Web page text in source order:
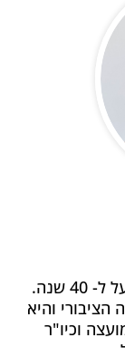
שנה.
והיא
וכיו"ר